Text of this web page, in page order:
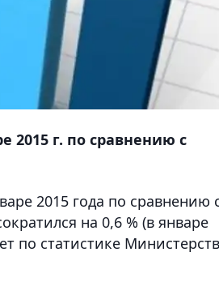
2015 г. по сравнению с
2015 года по сравнению
на 0,6 % (в январе
по статистике